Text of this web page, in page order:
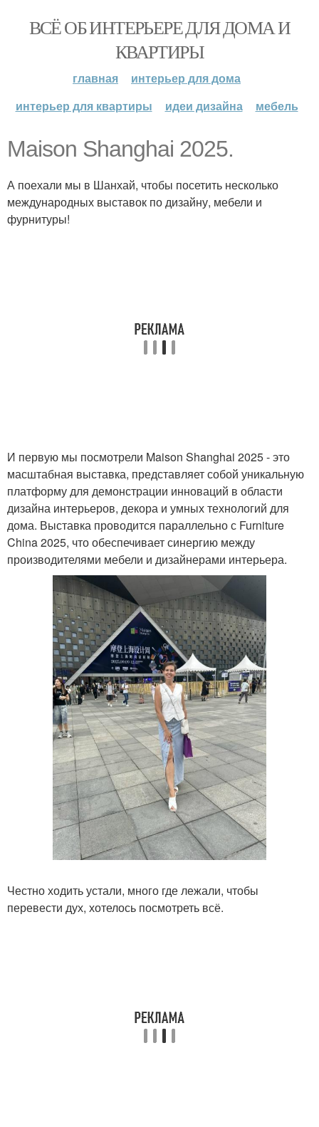
ВСЁ ОБ ИНТЕРЬЕРЕ ДЛЯ ДОМА И
КВАРТИРЫ
главная
интерьер для дома
интерьер для квартиры
идеи дизайна мебель
Maison Shanghai 2025.
А поехали мы в Шанхай, чтобы посетить несколько
международных выставок по дизайну, мебели и
фурнитуры!
И первую мы посмотрели Maison Shanghai 2025 - это
масштабная выставка, представляет собой уникальную
платформу для демонстрации инноваций в области
дизайна интерьеров, декора и умных технологий для
дома. Выставка проводится параллельно с Furniture
China 2025, что обеспечивает синергию между
производителями мебели и дизайнерами интерьера.
Честно ходить устали, много где лежали, чтобы
перевести дух, хотелось посмотреть всё.